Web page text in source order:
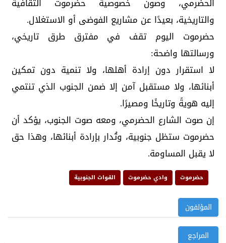
والتاريخية، بعيدًا عن مشاريع الفوضى أو الاستغلال.
حضرموت اليوم تقف في مفترق طرق تاريخي،
ورسالتها واضحة:
لا استقرار دون إرادة أهلها، ولا تنمية دون تمكين
أبنائها، ولا مستقبل آمن إلا ضمن الجنوب الذي تنتمي
إليه هويةً وتاريخًا ومصيرًا.
إن صوت الشارع الحضرمي، ومعه صوت الجنوب، يؤكد أن
حضرموت ستظل جنوبية، وتُدار بإرادة أبنائها، وهذا حق
لا يقبل المساومة.
حضرموت وادي حضرموت القوات الجنوبية
المؤلفون
المراجع